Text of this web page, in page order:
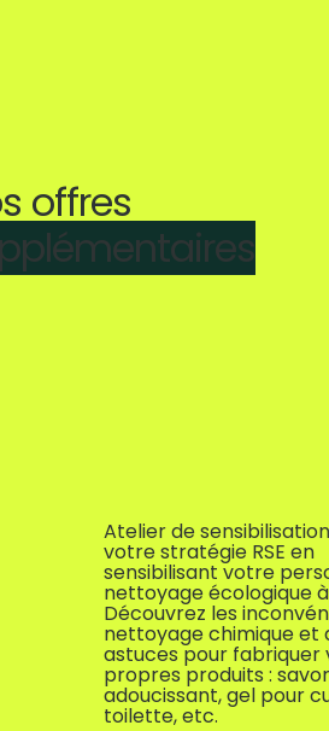
offres
taires
Atelier de
votre stratégie RSE en
sensibilisant votre
nettoyage écologique
Découvrez les
nettoyage chimique et
astuces pour fabriquer
propres produits :
adoucissant, gel pour
toilette, etc.